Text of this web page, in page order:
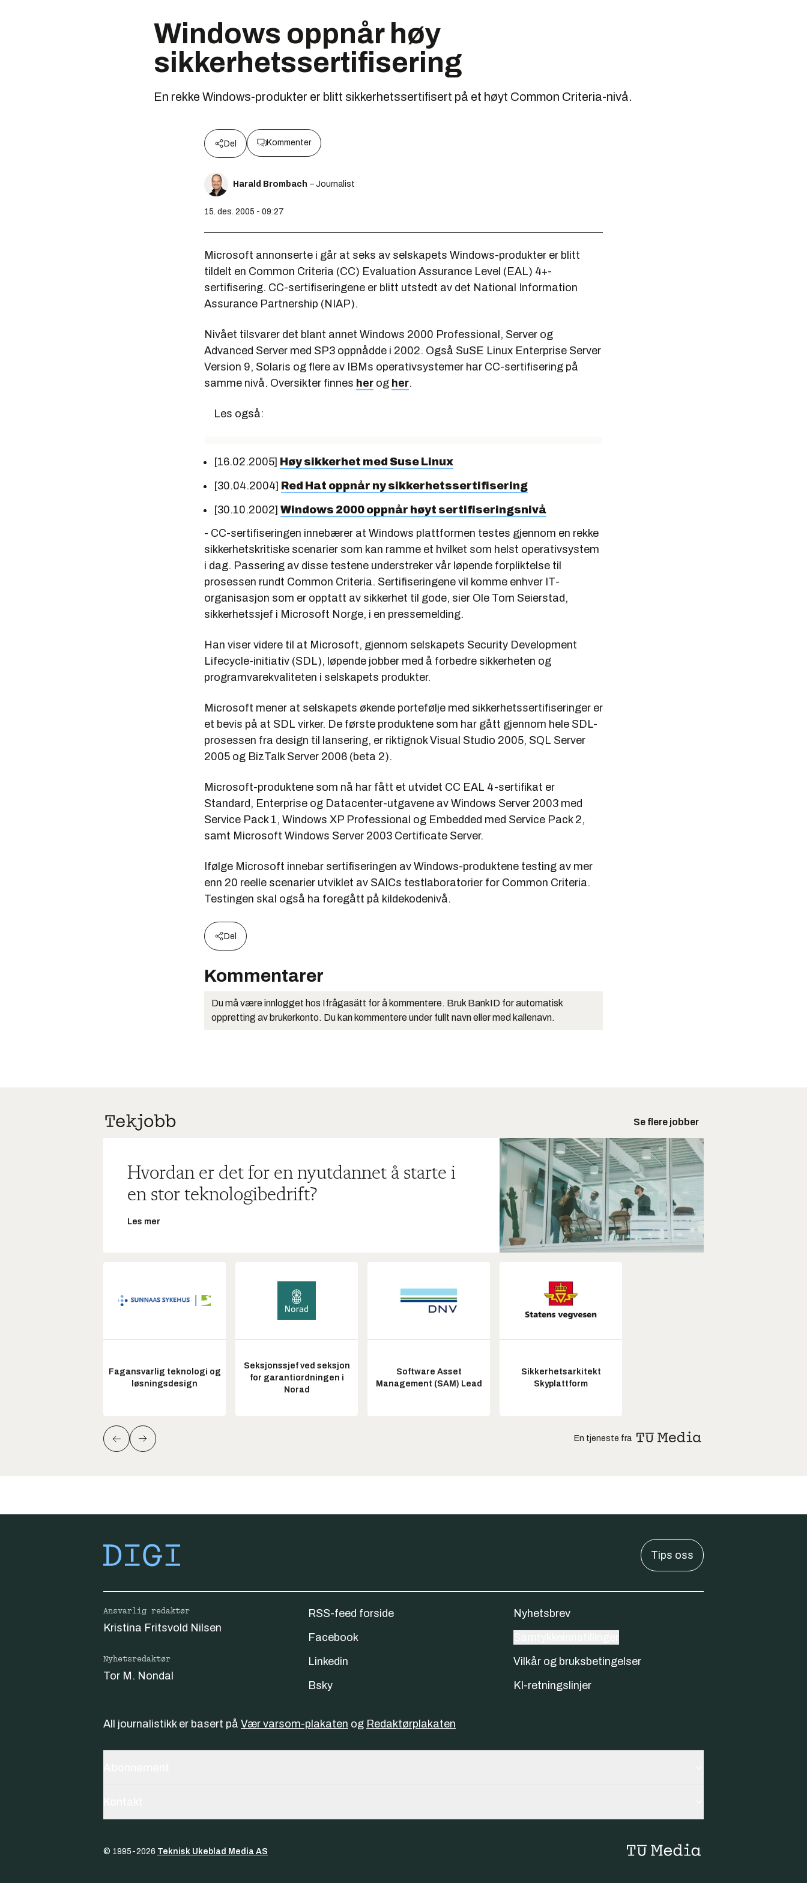
Windows oppnår høy
sikkerhetssertifisering
En rekke Windows-produkter er blitt sikkerhetssertifisert på et høyt Common Criteria-nivå.
Del Kommenter
Harald Brombach – Journalist
15. des. 2005 - 09:27
Microsoft annonserte i går at seks av selskapets Windows-produkter er blitt
tildelt en Common Criteria (CC) Evaluation Assurance Level (EAL) 4+-
sertifisering. CC-sertifiseringene er blitt utstedt av det National Information
Assurance Partnership (NIAP).
Nivået tilsvarer det blant annet Windows 2000 Professional, Server og
Advanced Server med SP3 oppnådde i 2002. Også SuSE Linux Enterprise Server
Version 9, Solaris og flere av IBMs operativsystemer har CC-sertifisering på
samme nivå. Oversikter finnes her og her.
Les også:
[16.02.2005] Høy sikkerhet med Suse Linux
[30.04.2004] Red Hat oppnår ny sikkerhetssertifisering
[30.10.2002] Windows 2000 oppnår høyt sertifiseringsnivå
- CC-sertifiseringen innebærer at Windows plattformen testes gjennom en rekke
sikkerhetskritiske scenarier som kan ramme et hvilket som helst operativsystem
i dag. Passering av disse testene understreker vår løpende forpliktelse til
prosessen rundt Common Criteria. Sertifiseringene vil komme enhver IT-
organisasjon som er opptatt av sikkerhet til gode, sier Ole Tom Seierstad,
sikkerhetssjef i Microsoft Norge, i en pressemelding.
Han viser videre til at Microsoft, gjennom selskapets Security Development
Lifecycle-initiativ (SDL), løpende jobber med å forbedre sikkerheten og
programvarekvaliteten i selskapets produkter.
Microsoft mener at selskapets økende portefølje med sikkerhetssertifiseringer er
et bevis på at SDL virker. De første produktene som har gått gjennom hele SDL-
prosessen fra design til lansering, er riktignok Visual Studio 2005, SQL Server
2005 og BizTalk Server 2006 (beta 2).
Microsoft-produktene som nå har fått et utvidet CC EAL 4-sertifikat er
Standard, Enterprise og Datacenter-utgavene av Windows Server 2003 med
Service Pack 1, Windows XP Professional og Embedded med Service Pack 2,
samt Microsoft Windows Server 2003 Certificate Server.
Ifølge Microsoft innebar sertifiseringen av Windows-produktene testing av mer
enn 20 reelle scenarier utviklet av SAICs testlaboratorier for Common Criteria.
Testingen skal også ha foregått på kildekodenivå.
Del
Kommentarer
Du må være innlogget hos Ifrågasätt for å kommentere. Bruk BankID for automatisk
oppretting av brukerkonto. Du kan kommentere under fullt navn eller med kallenavn.
Se flere jobber
Hvordan er det for en nyutdannet å starte i
en stor teknologibedrift?
Les mer
Fagansvarlig teknologi og
løsningsdesign
Seksjonssjef ved seksjon
for garantiordningen i
Norad
Software Asset
Management (SAM) Lead
Sikkerhetsarkitekt
Skyplattform
En tjeneste fra
Tips oss
Ansvarlig redaktør
Kristina Fritsvold Nilsen
Nyhetsredaktør
Tor M. Nondal
RSS-feed forside
Facebook
Linkedin
Bsky
Nyhetsbrev
Vilkår og bruksbetingelser
KI-retningslinjer
All journalistikk er basert på Vær varsom-plakaten og Redaktørplakaten
© 1995-2026 Teknisk Ukeblad Media AS